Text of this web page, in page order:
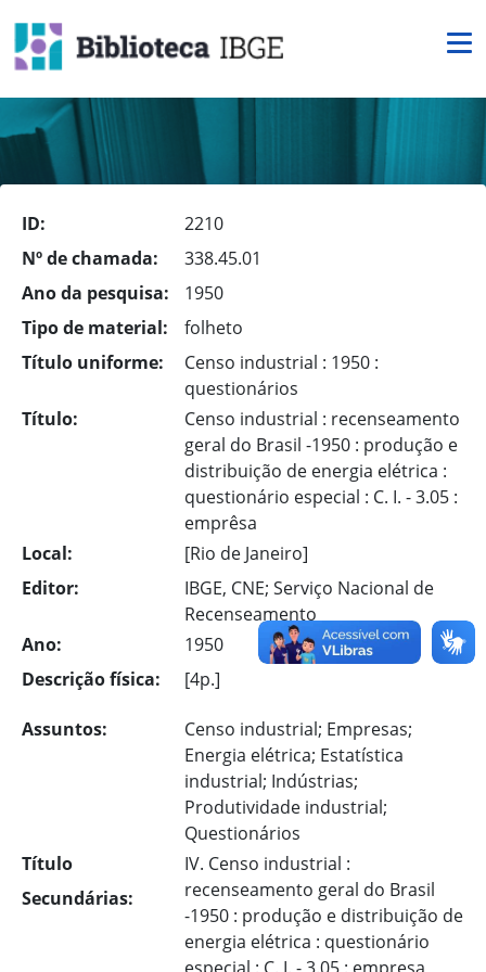
ID:
2210
Nº de chamada:
338.45.01
Ano da pesquisa:
1950
Tipo de material:
folheto
Título uniforme:
Censo industrial : 1950 :
questionários
Título:
Censo industrial : recenseamento
geral do Brasil -1950 : produção e
distribuição de energia elétrica :
questionário especial : C. I. - 3.05 :
emprêsa
Local:
[Rio de Janeiro]
Editor:
IBGE, CNE; Serviço Nacional de
Recenseamento
Ano:
1950
Descrição física:
[4p.]
Assuntos:
Censo industrial; Empresas;
Energia elétrica; Estatística
industrial; Indústrias;
Produtividade industrial;
Questionários
Título
Secundárias:
IV. Censo industrial :
recenseamento geral do Brasil
-1950 : produção e distribuição de
energia elétrica : questionário